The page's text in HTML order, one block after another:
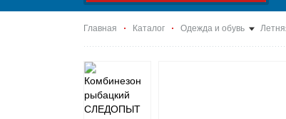
Главная Каталог Одежда и обувь